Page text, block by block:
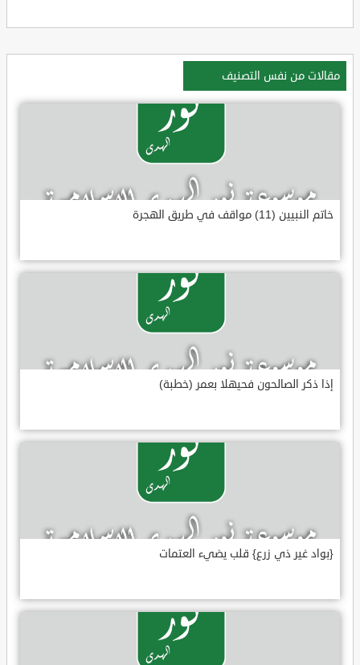
مقالات من نفس التصنيف
خاتم النبيين (11) مواقف في طريق الهجرة
إذا ذكر الصالحون فحيهلا بعمر (خطبة)
{بواد غير ذي زرع} قلب يضيء العتمات